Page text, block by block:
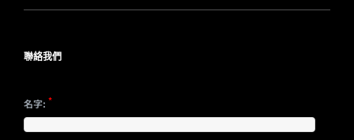
聯絡我們
名字: *